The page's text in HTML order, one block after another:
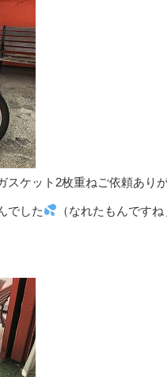
ケット2枚重ねご依頼あり
でした （なれたもんです